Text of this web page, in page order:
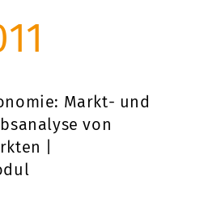
Markt- und
von
|